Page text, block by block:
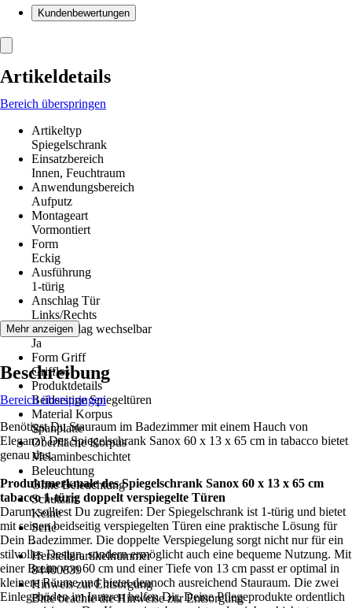
Kundenbewertungen
Artikeldetails
Bereich überspringen
Artikeltyp
Spiegelschrank
Einsatzbereich
Innen, Feuchtraum
Anwendungsbereich
Aufputz
Montageart
Vormontiert
Form
Eckig
Ausführung
1-türig
Anschlag Tür
Links/Rechts
Türanschlag wechselbar
Ja
Form Griff
Grifflos
Produktdetails
Beidseitige Spiegeltüren
Material Korpus
Spanplatte
Oberfläche Korpus
Melaminbeschichtet
Beleuchtung
Ohne Beleuchtung
Schutzart
Keine
Serie
-
Herstellerartikelnummer
84400839
Hinweis zur Entsorgung
Bitte beachte die Hinweise zur Entsorgung
Mehr anzeigen
Beschreibung
Bereich überspringen
Benötigst Du Stauraum im Badezimmer mit einem Hauch von
Eleganz? Der Spiegelschrank Sanox 60 x 13 x 65 cm in tabacco bietet
genau das.
Produktmerkmale des Spiegelschrank Sanox 60 x 13 x 65 cm
tabacco 1-türig doppelt verspiegelte Türen
Darum solltest Du zugreifen: Der Spiegelschrank ist 1-türig und bietet
mit seinen beidseitig verspiegelten Türen eine praktische Lösung für
Dein Badezimmer. Die doppelte Verspiegelung sorgt nicht nur für ein
stilvolles Design, sondern ermöglicht auch eine bequeme Nutzung. Mit
einer Breite von 60 cm und einer Tiefe von 13 cm passt er optimal in
kleinere Räume und bietet dennoch ausreichend Stauraum. Die zwei
Einlegeböden im Inneren helfen Dir, Deine Pflegeprodukte ordentlich